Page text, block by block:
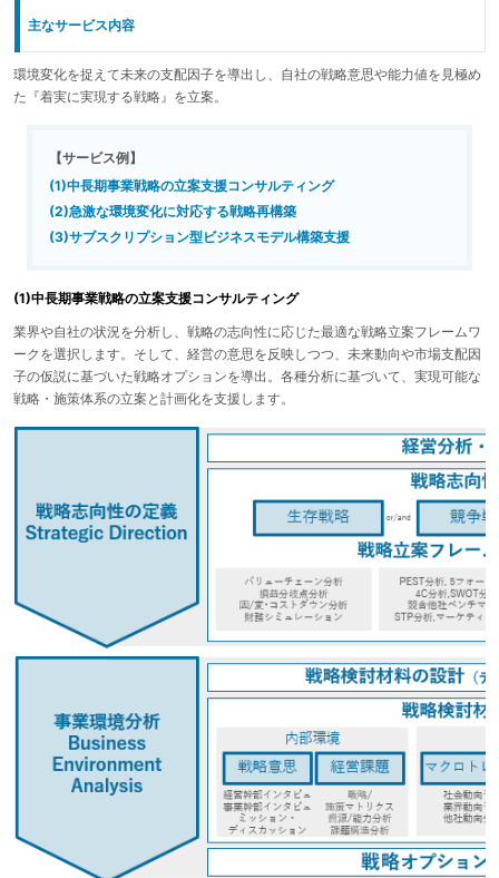
主なサービス内容
環境変化を捉えて未来の支配因子を導出し、自社の戦略意思や能力値を見極め
た『着実に実現する戦略』を立案。
【サービス例】
(1)中長期事業戦略の立案支援コンサルティング
(2)急激な環境変化に対応する戦略再構築
(3)サブスクリプション型ビジネスモデル構築支援
(1)中長期事業戦略の立案支援コンサルティング
業界や自社の状況を分析し、戦略の志向性に応じた最適な戦略立案フレームワ
ークを選択します。そして、経営の意思を反映しつつ、未来動向や市場支配因
子の仮説に基づいた戦略オプションを導出。各種分析に基づいて、実現可能な
戦略・施策体系の立案と計画化を支援します。